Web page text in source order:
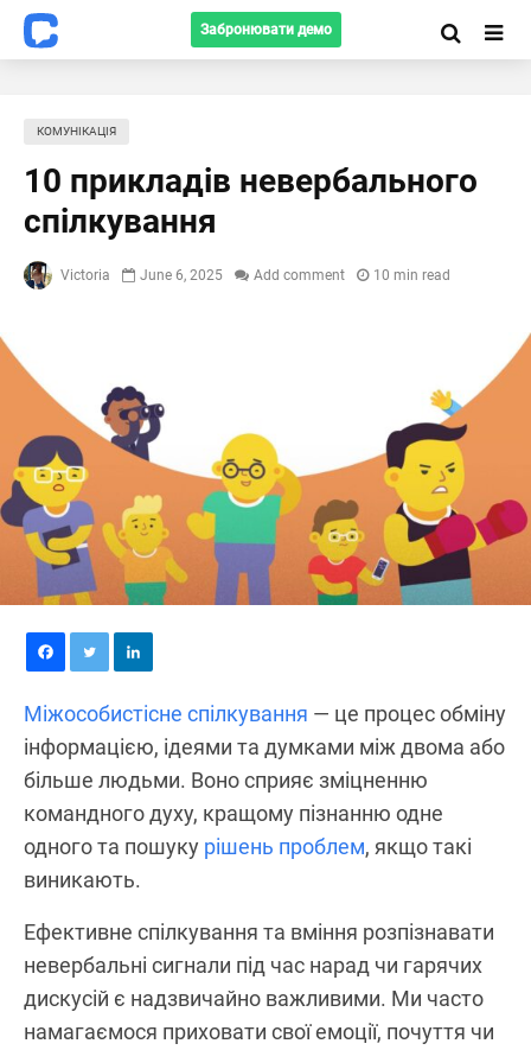
Забронювати демо
КОМУНІКАЦІЯ
10 прикладів невербального
спілкування
Victoria June 6, 2025 Add comment 10 min read
Міжособистісне спілкування — це процес обміну
інформацією, ідеями та думками між двома або
більше людьми. Воно сприяє зміцненню
командного духу, кращому пізнанню одне
одного та пошуку рішень проблем, якщо такі
виникають.
Ефективне спілкування та вміння розпізнавати
невербальні сигнали під час нарад чи гарячих
дискусій є надзвичайно важливими. Ми часто
намагаємося приховати свої емоції, почуття чи